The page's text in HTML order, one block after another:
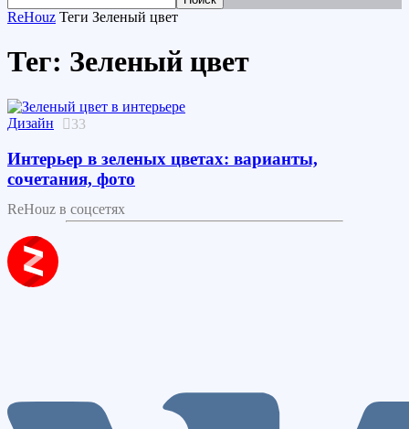
ReHouz Теги Зеленый цвет
Тег: Зеленый цвет
Дизайн 33
Интерьер в зеленых цветах: варианты,
сочетания, фото
ReHouz в соцсетях